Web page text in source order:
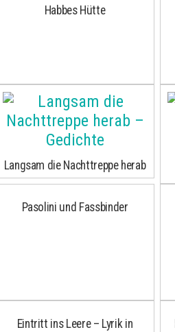
Habbes Hütte
Langsam die Nachttreppe herab
Pasolini und Fassbinder
Eintritt ins Leere – Lyrik in